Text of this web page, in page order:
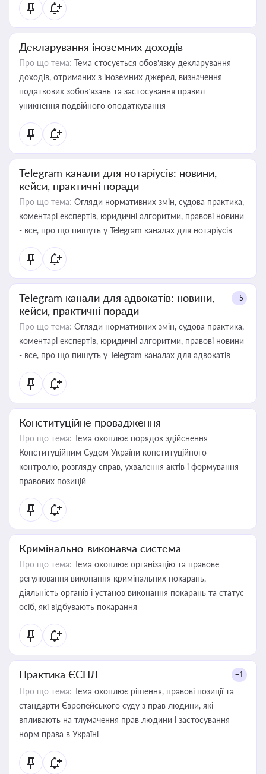
Декларування іноземних доходів
Про що тема: Тема стосується обов’язку декларування
доходів, отриманих з іноземних джерел, визначення
податкових зобов’язань та застосування правил
уникнення подвійного оподаткування
Telegram канали для нотаріусів: новини,
кейси, практичні поради
Про що тема: Огляди нормативних змін, судова практика,
коментарі експертів, юридичні алгоритми, правові новини
- все, про що пишуть у Telegram каналах для нотаріусів
Telegram канали для адвокатів: новини,
кейси, практичні поради
+5
Про що тема: Огляди нормативних змін, судова практика,
коментарі експертів, юридичні алгоритми, правові новини
- все, про що пишуть у Telegram каналах для адвокатів
Конституційне провадження
Про що тема: Тема охоплює порядок здійснення
Конституційним Судом України конституційного
контролю, розгляду справ, ухвалення актів і формування
правових позицій
Кримінально-виконавча система
Про що тема: Тема охоплює організацію та правове
регулювання виконання кримінальних покарань,
діяльність органів і установ виконання покарань та статус
осіб, які відбувають покарання
Практика ЄСПЛ +1
Про що тема: Тема охоплює рішення, правові позиції та
стандарти Європейського суду з прав людини, які
впливають на тлумачення прав людини і застосування
норм права в Україні